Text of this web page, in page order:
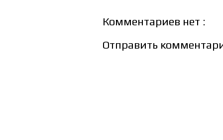
Комментариев нет :
Отправить